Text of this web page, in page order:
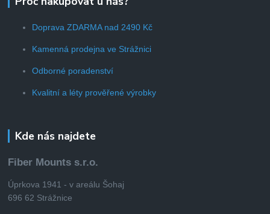
Doprava ZDARMA nad 2490 Kč
Kamenná prodejna ve Strážnici
Odborné poradenství
Kvalitní a léty prověřené výrobky
Kde nás najdete
Fiber Mounts s.r.o.
Úprkova 1941 - v areálu Šohaj
696 62 Strážnice